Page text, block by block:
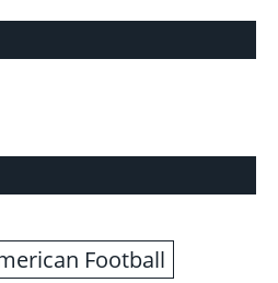
Football